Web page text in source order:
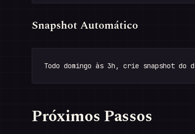
Snapshot Automático
Próximos Passos